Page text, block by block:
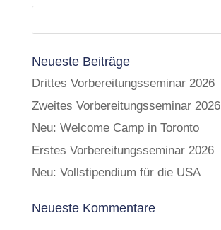
Neueste Beiträge
Drittes Vorbereitungsseminar 2026
Zweites Vorbereitungsseminar 2026
Neu: Welcome Camp in Toronto
Erstes Vorbereitungsseminar 2026
Neu: Vollstipendium für die USA
Neueste Kommentare